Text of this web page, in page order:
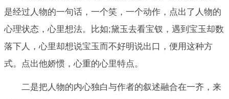
是经过人物的一句话，一个笑，一个动作，点出了人物的
心理状态，心里想法。比如;黛玉去看宝钗，遇到宝玉却数
落下人，心里却想说宝玉而不好明说出口，便用这种方
式。点出他娇惯，心重的心里特点。
二是把人物的内心独白与作者的叙述融合在一齐，来